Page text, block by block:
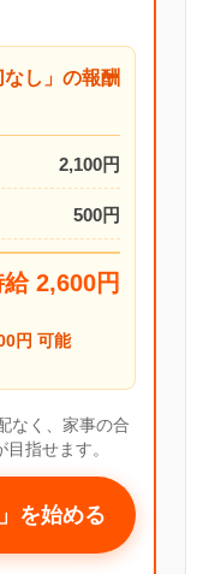
し」の報酬
2,100円
500円
2,600円
円 可能
なく、家事の合
指せます。
を始める